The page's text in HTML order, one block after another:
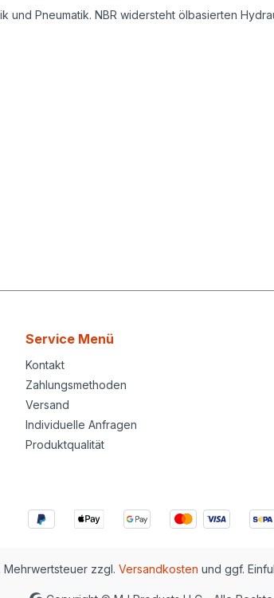
und Pneumatik. NBR widersteht ölbasierten
Service Menü
Kontakt
Zahlungsmethoden
Versand
Individuelle Anfragen
Produktqualität
zzgl. Versandkosten und ggf.